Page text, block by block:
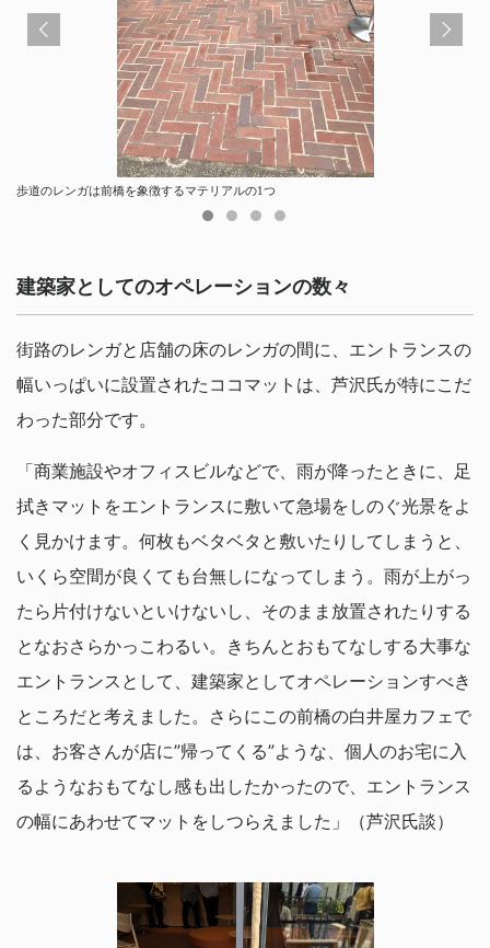
歩道のレンガは前橋を象徴するマテリアルの1つ
白井屋カフェの床仕上げ
馬場川通りに降りる階段の1つ（雨天撮影）
〈白井屋ホテル〉パサージュ（北側からの眺め）
建築家としてのオペレーションの数々
街路のレンガと店舗の床のレンガの間に、エントランスの
幅いっぱいに設置されたココマットは、芦沢氏が特にこだ
わった部分です。
「商業施設やオフィスビルなどで、雨が降ったときに、足
拭きマットをエントランスに敷いて急場をしのぐ光景をよ
く見かけます。何枚もベタベタと敷いたりしてしまうと、
いくら空間が良くても台無しになってしまう。雨が上がっ
たら片付けないといけないし、そのまま放置されたりする
となおさらかっこわるい。きちんとおもてなしする大事な
エントランスとして、建築家としてオペレーションすべき
ところだと考えました。さらにこの前橋の白井屋カフェで
は、お客さんが店に”帰ってくる”ような、個人のお宅に入
るようなおもてなし感も出したかったので、エントランス
の幅にあわせてマットをしつらえました」（芦沢氏談）